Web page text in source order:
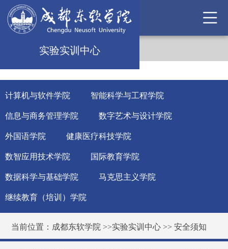
实验实训中心
计算机与软件学院 智能科学与工程学院
信息与商务管理学院 数字艺术与设计学院
外国语学院 健康医疗科技学院
数智应用技术学院 国际教育学院
数据科学与基础学院 马克思主义学院
继续教育（培训）学院
当前位置： 成都东软学院 >>实验实训中心 >>安全须知